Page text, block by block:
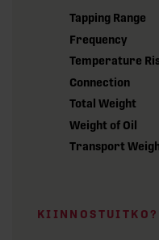
Tapping Range
Frequency
Temperature
Connection
Total Weight
Weight of Oil
Transport
KIINNOSTUITKO?